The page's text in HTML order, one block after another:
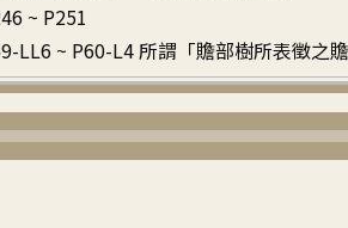
~ P251
LL6 ~ P60-L4 所謂「贍部樹所表徵